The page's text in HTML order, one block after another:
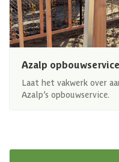
Azalp opbouwservice
Laat het vakwerk over
Azalp’s opbouwservice.